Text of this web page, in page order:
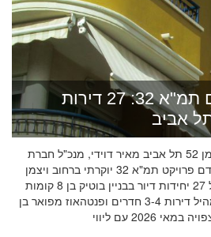
מאיר דוידי מגשים תמ"א 32: 27 דירות
הכירו את פרויקט היוקרה ויצמן 52 תל אביב מאיר דוידי, מנכ"ל חברת
ניצנים אחזקות ופיננסים, מקדם פרויקט תמ"א 32 יוקרתי ברחוב ויצמן
52 בתל אביב. הפרויקט יכלול 27 יחידות דיור בבניין בוטיק בן 8 קומות
באזור כיכר המדינה, כולל תמהיל דירות 3-4 חדרים ופנטהאוז מפואר בן